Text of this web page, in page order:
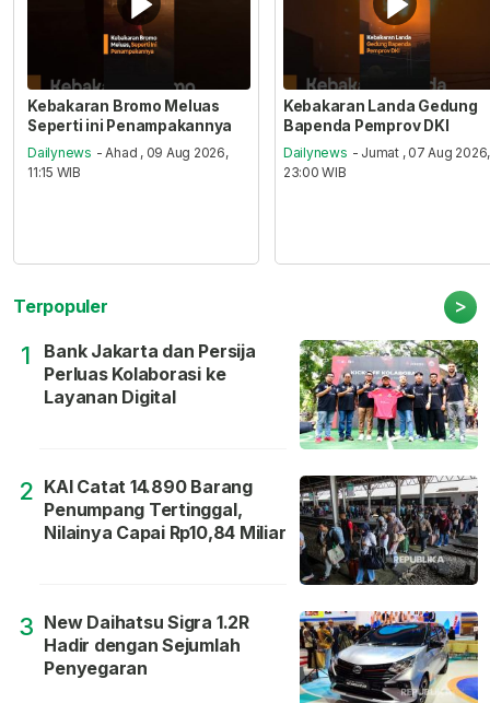
Kebakaran Bromo Meluas
Seperti ini Penampakannya
Dailynews - Ahad , 09 Aug 2026,
11:15 WIB
Kebakaran Landa Gedung
Bapenda Pemprov DKI
Dailynews - Jumat , 07 Aug 2026,
23:00 WIB
Terpopuler >
1
Bank Jakarta dan Persija
Perluas Kolaborasi ke
Layanan Digital
2 KAI Catat 14.890 Barang
Penumpang Tertinggal,
Nilainya Capai Rp10,84 Miliar
3 New Daihatsu Sigra 1.2R
Hadir dengan Sejumlah
Penyegaran